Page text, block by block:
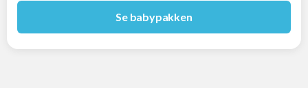
Se babypakken